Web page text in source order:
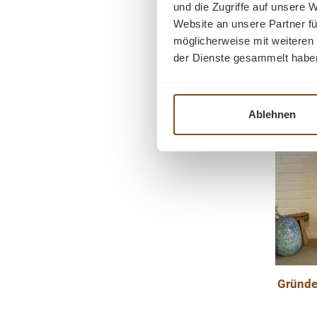
und die Zugriffe auf unsere
Website an unsere Partner
möglicherweise mit
der Dienste gesammelt
Ablehnen
lässt
Detail
x B
nach
und
massiv.
ein
Zuhause.
159 cm;
Preise
Rabatt
-18%